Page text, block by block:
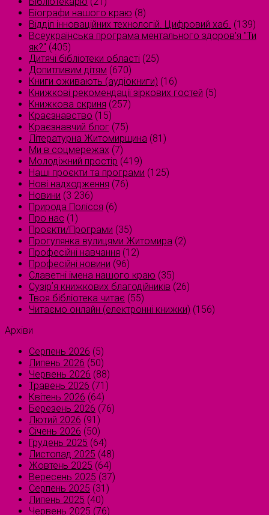
Біографи нашого краю (8)
Відділ інноваційних технологій. Цифровий хаб. (139)
Всеукраїнська програма ментального здоров'я "Ти
як?" (405)
Дитячі бібліотеки області (25)
Допитливим дітям (670)
Книги оживають (аудіокниги) (16)
Книжкові рекомендації зіркових гостей (5)
Книжкова скриня (257)
Краєзнавство (15)
Краєзнавчий блог (75)
Літературна Житомирщина (81)
Ми в соцмережах (7)
Молодіжний простір (419)
Наші проєкти та програми (125)
Нові надходження (76)
Новини (3 236)
Природа Полісся (6)
Про нас (1)
Проєкти/Програми (35)
Прогулянка вулицями Житомира (2)
Професійні навчання (12)
Професійні новини (96)
Славетні імена нашого краю (35)
Сузірʼя книжкових благодійників (26)
Твоя бібліотека читає (55)
Читаємо онлайн (електронні книжки) (156)
Архіви
Серпень 2026 (5)
Липень 2026 (50)
Червень 2026 (88)
Травень 2026 (71)
Квітень 2026 (64)
Березень 2026 (76)
Лютий 2026 (91)
Січень 2026 (50)
Грудень 2025 (64)
Листопад 2025 (48)
Жовтень 2025 (64)
Вересень 2025 (37)
Серпень 2025 (31)
Липень 2025 (40)
Червень 2025 (76)